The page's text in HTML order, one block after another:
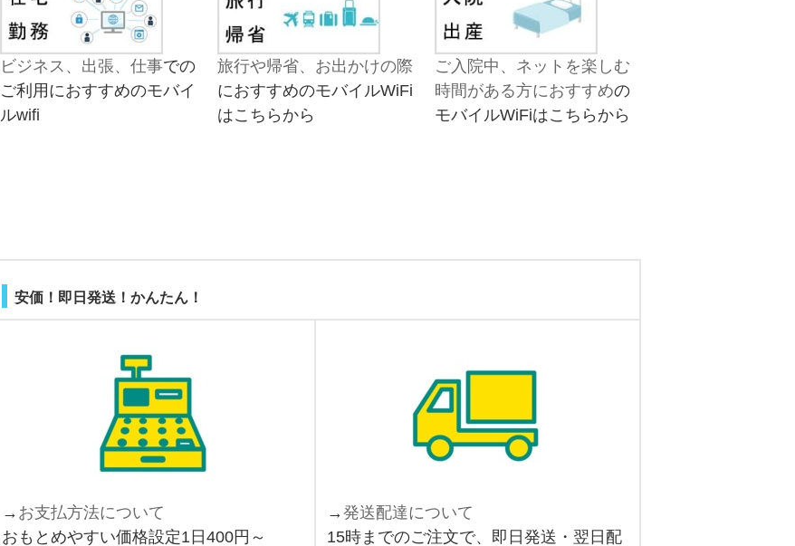
ビジネス、出張、仕事での
ご利用におすすめのモバイ
ルwifi
旅行や帰省、お出かけの際
におすすめのモバイルWiFi
はこちらから
ご入院中、ネットを楽しむ
時間がある方におすすめの
モバイルWiFiはこちらから
安価！即日発送！かんたん！
→ お支払方法について
おもとめやすい価格設定1日400円～
→発送配達について
15時までのご注文で、即日発送・翌日配